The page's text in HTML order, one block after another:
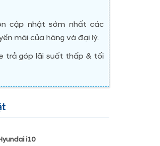
cập nhật sớm nhất các
mãi của hãng và đại lý.
trả góp lãi suất thấp & tối
i10